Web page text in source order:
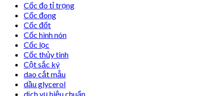
Cốc đo tỉ trọng
Cốc đong
Cốc đốt
Cốc hình nón
Cốc lọc
Cốc thủy tinh
Cột sắc ký
dao cắt mẫu
dầu glycerol
dịch vụ hiệu chuẩn